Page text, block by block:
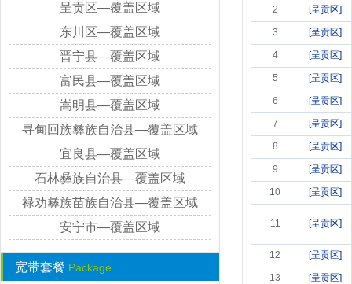
呈贡区—覆盖区域
东川区—覆盖区域
晋宁县—覆盖区域
富民县—覆盖区域
嵩明县—覆盖区域
寻甸回族彝族自治县—覆盖区域
宜良县—覆盖区域
石林彝族自治县—覆盖区域
禄劝彝族苗族自治县—覆盖区域
安宁市—覆盖区域
宽带套餐 Package
2 [呈贡区]
3 [呈贡区]
4 [呈贡区]
5 [呈贡区]
6 [呈贡区]
7 [呈贡区]
8 [呈贡区]
9 [呈贡区]
10 [呈贡区]
11 [呈贡区]
12 [呈贡区]
13 [呈贡区]